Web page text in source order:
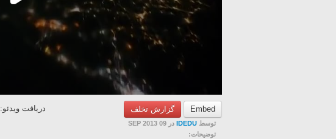
Embed گزارش تخلف دریافت ویدئو:
توسط IDEDU
در 09 SEP 2013
توضیحات: